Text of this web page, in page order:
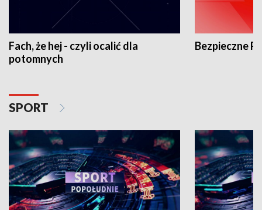
Fach, że hej - czyli ocalić dla
potomnych
Bezpieczne
SPORT